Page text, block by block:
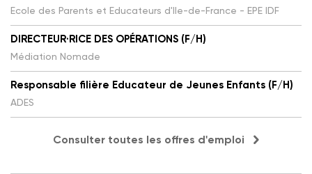
Ecole des Parents et Educateurs d'Ile-de-France - EPE IDF
DIRECTEUR·RICE DES OPÉRATIONS (F/H)
Médiation Nomade
Responsable filière Educateur de Jeunes Enfants (F/H)
ADES
Consulter toutes les offres d'emploi